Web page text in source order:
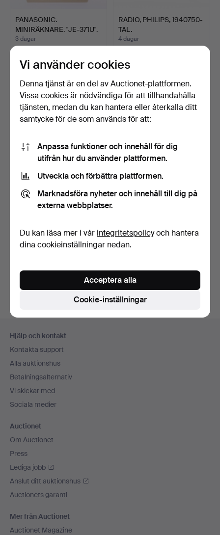
PANASONIC.
MINIRÄKNARE. "JE-371U".
JAPAN, …
3 dagar
37 USD
RADIO, PHILIPS, 1940750-
TAL.
4 dagar
53 USD
MODEL SX-950.
Du kan också söka ivårt arkiv med avslutade auktioner
Hjälp och kontakt
Kontakta support
Alla auktionshus
Betalningsalternativ
Vi skickar med
Sociala medier
Auctionet
Om Auctionet
Press
Lediga jobb
Anslut ditt auktionshus
Auctionets garanti
Mer från Auctionet
Auctionet Magazine
Vi använder cookies
Denna tjänst är en del av Auctionet-plattformen.
Vissa cookies är nödvändiga för att tillhandahålla
tjänsten, medan du kan hantera eller återkalla ditt
samtycke för de som används för att:
Anpassa funktioner och innehåll för dig
utifrån hur du använder plattformen.
Utveckla och förbättra plattformen.
Marknadsföra nyheter och innehåll till dig på
externa webbplatser.
Du kan läsa mer i vår integritetspolicyoch hantera
dina cookieinställningar nedan.
Cookie-inställningar
Acceptera alla